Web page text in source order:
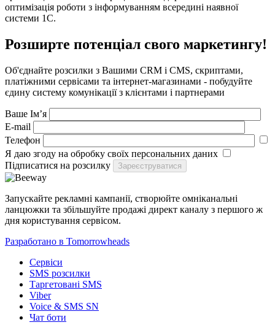
оптимізація роботи з інформуванням всередині наявної
системи 1С.
Розширте потенціал свого маркетингу!
Об'єднайте розсилки з Вашими CRM і CMS, скриптами,
платіжними сервісами та інтернет-магазинами - побудуйте
єдину систему комунікації з клієнтами і партнерами
Ваше Ім’я
E-mail
Телефон
Я даю згоду на обробку своїх персональних даних
Підписатися на розсилку
Запускайте рекламні кампанії, створюйте омніканальні
ланцюжки та збільшуйте продажі директ каналу з першого ж
дня користування сервісом.
Разработано в Tomorrowheads
Сервіси
SMS розсилки
Таргетовані SMS
Viber
Voice & SMS SN
Чат боти